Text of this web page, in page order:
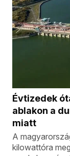
Évtizedek
ablakon a
miatt
A
kilowattóra